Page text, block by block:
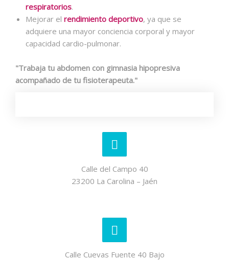
respiratorios.
Mejorar el rendimiento deportivo, ya que se
adquiere una mayor conciencia corporal y mayor
capacidad cardio-pulmonar.
"Trabaja tu abdomen con gimnasia hipopresiva
acompañado de tu fisioterapeuta."
Calle del Campo 40
23200 La Carolina – Jaén
Calle Cuevas Fuente 40 Bajo